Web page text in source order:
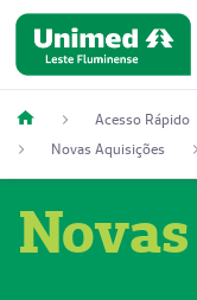
Acesso Rápido
Novas Aquisições